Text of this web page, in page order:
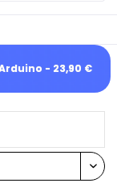
- 23,90 €